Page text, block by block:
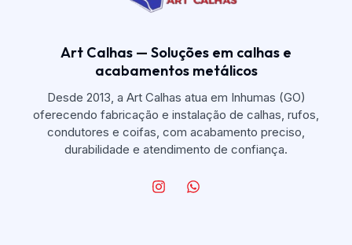
Art Calhas — Soluções em calhas e
acabamentos metálicos
Desde 2013, a Art Calhas atua em Inhumas (GO)
oferecendo fabricação e instalação de calhas, rufos,
condutores e coifas, com acabamento preciso,
durabilidade e atendimento de confiança.